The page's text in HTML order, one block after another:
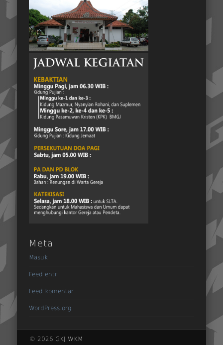
Meta
Masuk
Feed entri
Feed komentar
WordPress.org
© 2026 GKJ WKM